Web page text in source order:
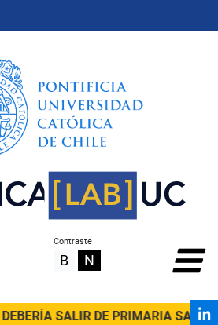
Contraste
B N
SALIR DE PRIMARIA